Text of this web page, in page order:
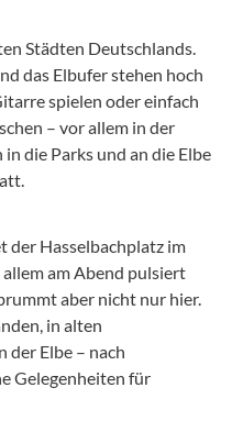
Städten Deutschlands.
das Elbufer stehen hoch
spielen oder einfach
– vor allem in der
die Parks und an die Elbe
der Hasselbachplatz im
am Abend pulsiert
aber nicht nur hier.
in alten
der Elbe – nach
Gelegenheiten für